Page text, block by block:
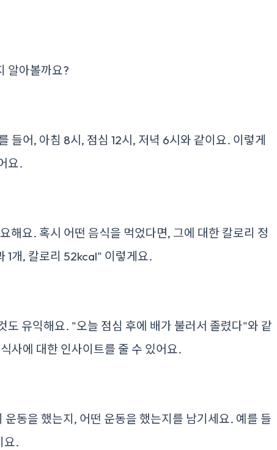
알아볼까요?
들어, 아침 8시, 점심 12시, 저녁 6시와 같이요. 이렇게
요.
해요. 혹시 어떤 음식을 먹었다면, 그에 대한 칼로리 정
1개, 칼로리 52kcal" 이렇게요.
도 유익해요. "오늘 점심 후에 배가 불러서 졸렸다"와 같
사에 대한 인사이트를 줄 수 있어요.
동을 했는지, 어떤 운동을 했는지를 남기세요. 예를 들
요.